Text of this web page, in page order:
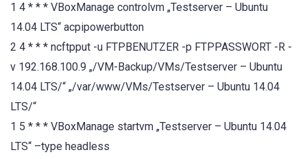
1 4 * * * VBoxManage controlvm „Testserver – Ubuntu
14.04 LTS“ acpipowerbutton
2 4 * * * ncftpput -u FTPBENUTZER -p FTPPASSWORT -R -
v 192.168.100.9 „/VM-Backup/VMs/Testserver – Ubuntu
14.04 LTS/“ „/var/www/VMs/Testserver – Ubuntu 14.04
LTS/“
1 5 * * * VBoxManage startvm „Testserver – Ubuntu 14.04
LTS“ –type headless